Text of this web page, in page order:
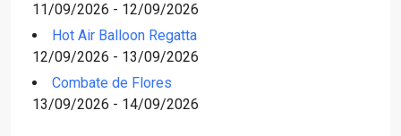
11/09/2026 - 12/09/2026
Hot Air Balloon Regatta
12/09/2026 - 13/09/2026
Combate de Flores
13/09/2026 - 14/09/2026